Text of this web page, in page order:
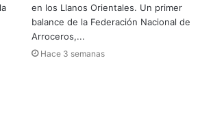
en los Llanos Orientales. Un primer
balance de la Federación Nacional de
Arroceros,...
Hace 3 semanas